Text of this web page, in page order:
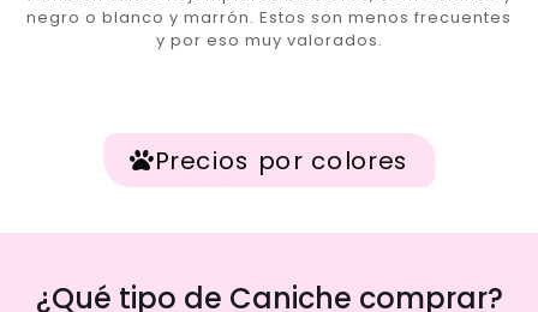
negro o blanco y marrón. Estos son menos frecuentes
y por eso muy valorados.
Precios por colores
¿Qué tipo de Caniche comprar?